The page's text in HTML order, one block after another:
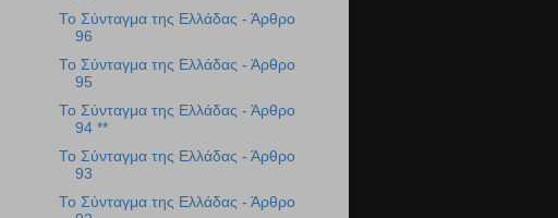
Το Σύνταγμα της Ελλάδας - Άρθρο
96
Το Σύνταγμα της Ελλάδας - Άρθρο
95
Το Σύνταγμα της Ελλάδας - Άρθρο
94 **
Το Σύνταγμα της Ελλάδας - Άρθρο
93
Το Σύνταγμα της Ελλάδας - Άρθρο